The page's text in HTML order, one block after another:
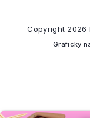
Copyright 2026
Grafický